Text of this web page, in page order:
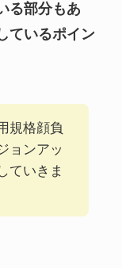
る部分もあ
ているポイン
規格顔負
ョンアッ
ていきま